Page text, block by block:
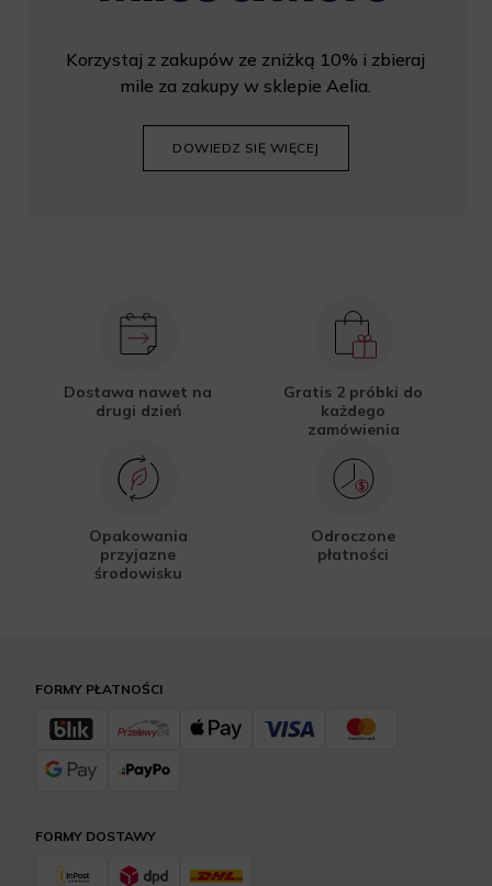
Korzystaj z zakupów ze zniżką 10% i zbieraj
mile za zakupy w sklepie Aelia.
DOWIEDZ SIĘ WIĘCEJ
Dostawa nawet na
drugi dzień
Gratis 2 próbki do
każdego
zamówienia
Opakowania
przyjazne
środowisku
Odroczone
płatności
FORMY DOSTAWY
FORMY PŁATNOŚCI